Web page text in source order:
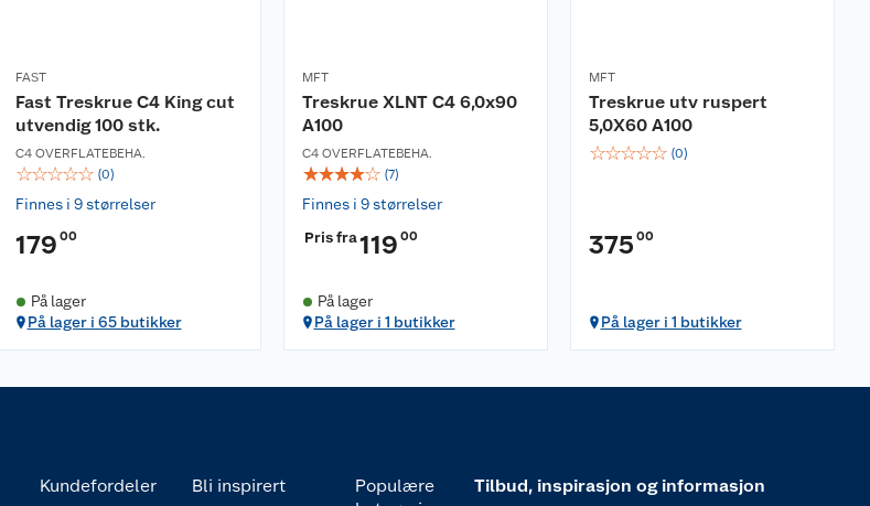
FAST
Fast Treskrue C4 King cut
utvendig 100 stk.
C4 OVERFLATEBEHA.
☆☆☆☆☆ (0)
Finnes i 9 størrelser
179 00
På lager
På lager i 65 butikker
MFT
Treskrue XLNT C4 6,0x90
A100
C4 OVERFLATEBEHA.
☆☆☆☆☆ (7)
Finnes i 9 størrelser
Pris fra119 00
På lager
På lager i 1 butikker
MFT
Treskrue utv ruspert
5,0X60 A100
☆☆☆☆☆ (0)
375 00
På lager i 1 butikker
Kundefordeler Bli inspirert
Populære
Tilbud, inspirasjon og informasjon